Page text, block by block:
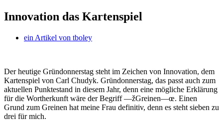
Innovation das Kartenspiel
ein Artikel von tboley
Der heutige Gründonnerstag steht im Zeichen von Innovation, dem
Kartenspiel von Carl Chudyk. Gründonnerstag, das passt auch zum
aktuellen Punktestand in diesem Jahr, denn eine mögliche Erklärung
für die Wortherkunft wäre der Begriff —žGreinen—œ. Einen
Grund zum Greinen hat meine Frau definitiv, denn es steht sieben zu
drei für mich.